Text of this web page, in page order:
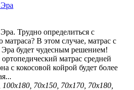
Трудно определиться с
В этом случае, матрас с
будет чудесным решением!
матрас средней
с кокосовой койрой будет более
70х150, 70х170, 70х180,